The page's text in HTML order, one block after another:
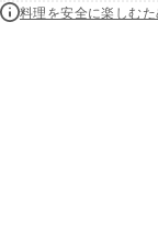
料理を安全に楽しむ